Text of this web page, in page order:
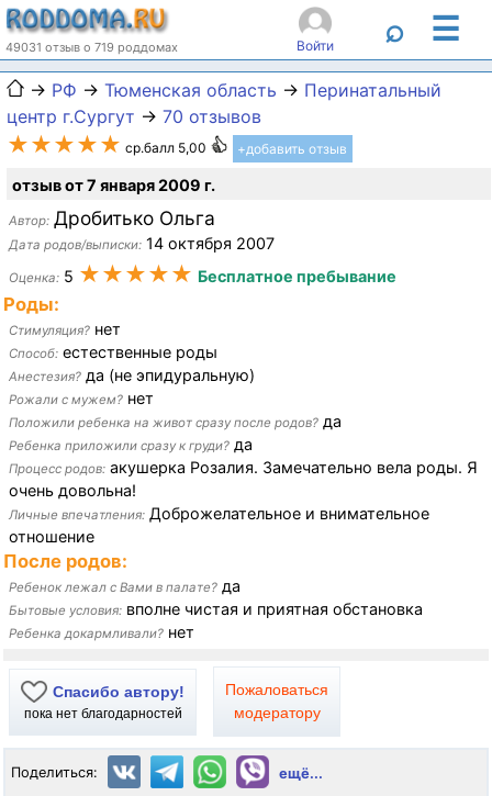
49031 отзыв о 719 роддомах Войти ⌕ ☰
→ РФ → Тюменская область → Перинатальный
центр г.Сургут → 70 отзывов
★★★★★ ср.балл 5,00 +добавить отзыв
отзыв от 7 января 2009 г.
Автор: Дробитько Ольга
Дата родов/выписки: 14 октября 2007
Оценка: 5 ★★★★★ Бесплатное пребывание
Роды:
Стимуляция? нет
Способ: естественные роды
Анестезия? да (не эпидуральную)
Рожали с мужем? нет
Положили ребенка на живот сразу после родов? да
Ребенка приложили сразу к груди? да
Процесс родов: акушерка Розалия. Замечательно вела роды. Я
очень довольна!
Личные впечатления: Доброжелательное и внимательное
отношение
После родов:
Ребенок лежал с Вами в палате? да
Бытовые условия: вполне чистая и приятная обстановка
Ребенка докармливали? нет
Спасибо автору!
пока нет благодарностей
Пожаловаться
модератору
Поделиться: ещё...